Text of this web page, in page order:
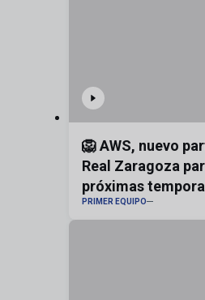
🦁 AWS, nuevo
Real Zaragoza
próximas
#realzaragoza
PRIMER EQUIPO